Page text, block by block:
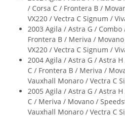
/ Corsa C / Frontera B /
VX220 / Vectra C Signum /
2003 Agila / Astra G / Combo
Frontera B / Meriva /
VX220 / Vectra C Signum /
2004 Agila / Astra G / Astra
C / Frontera B / Meriva /
Vauxhall Monaro / Vectra C
2005 Agila / Astra G / Astra
C / Meriva / Movano /
Vauxhall Monaro / Vectra C